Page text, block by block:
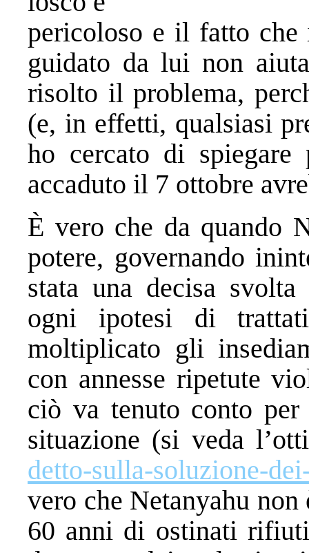
pericoloso e il fatto che
guidato da lui non
risolto il problema,
(e, in effetti, qualsiasi
ho cercato di
accaduto il 7 ottobre
È vero che da quando
potere, governando
stata una decisa
ogni ipotesi di
moltiplicato gli
con annesse ripetute
ciò va tenuto conto
situazione (si veda
detto-sulla-soluzione-
vero che Netanyahu
60 anni di ostinati